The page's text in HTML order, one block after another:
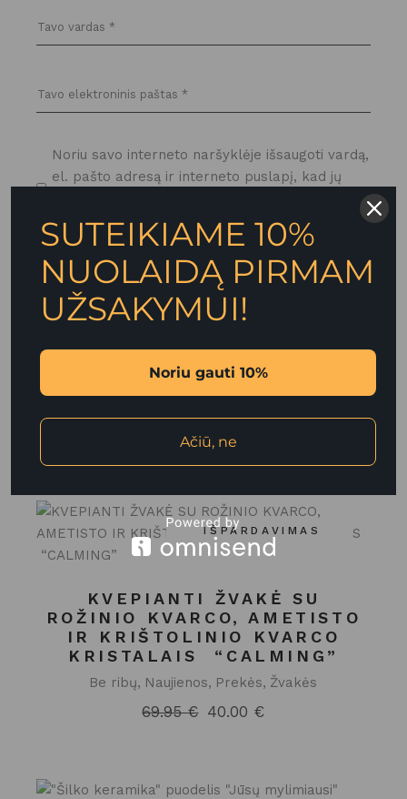
Noriu savo interneto naršyklėje išsaugoti vardą,
el. pašto adresą ir interneto puslapį, kad jų
norėsiu parašyti komentarą.
PASKELBTI
PANAŠŪS
PRODUKTAI
IŠPARDAVIMAS
KVEPIANTI ŽVAKĖ SU
ROŽINIO KVARCO, AMETISTO
IR KRIŠTOLINIO KVARCO
KRISTALAIS “CALMING”
Be ribų Naujienos Prekės Žvakės
69.95€ Original
40.00 €
Current
SUTEIKIAME 10%
NUOLAIDĄ PIRMAM
UŽSAKYMUI!
Noriu gauti 10%
Ačiū, ne